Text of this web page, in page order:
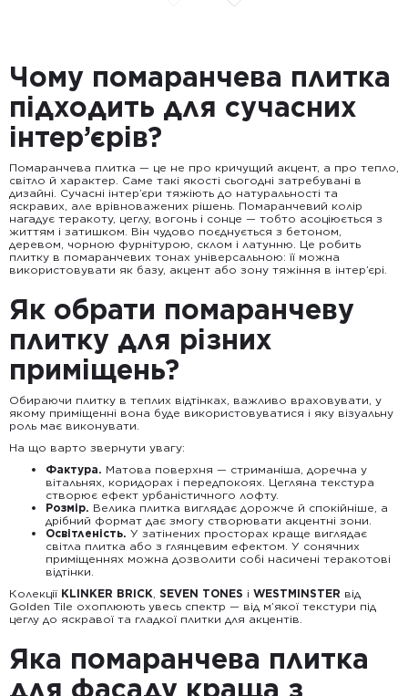
Чому помаранчева плитка
підходить для сучасних
інтер’єрів?
Помаранчева плитка — це не про кричущий акцент, а про тепло,
світло й характер. Саме такі якості сьогодні затребувані в
дизайні. Сучасні інтер’єри тяжіють до натуральності та
яскравих, але врівноважених рішень. Помаранчевий колір
нагадує теракоту, цеглу, вогонь і сонце — тобто асоціюється з
життям і затишком. Він чудово поєднується з бетоном,
деревом, чорною фурнітурою, склом і латунню. Це робить
плитку в помаранчевих тонах універсальною: її можна
використовувати як базу, акцент або зону тяжіння в інтер’єрі.
Як обрати помаранчеву
плитку для різних
приміщень?
Обираючи плитку в теплих відтінках, важливо враховувати, у
якому приміщенні вона буде використовуватися і яку візуальну
роль має виконувати.
На що варто звернути увагу:
Фактура. Матова поверхня — стриманіша, доречна у
вітальнях, коридорах і передпокоях. Цегляна текстура
створює ефект урбаністичного лофту.
Розмір. Велика плитка виглядає дорожче й спокійніше, а
дрібний формат дає змогу створювати акцентні зони.
Освітленість. У затінених просторах краще виглядає
світла плитка або з глянцевим ефектом. У сонячних
приміщеннях можна дозволити собі насичені теракотові
відтінки.
Колекції KLINKER BRICK, SEVEN TONES і WESTMINSTER від
Golden Tile охоплюють увесь спектр — від м’якої текстури під
цеглу до яскравої та гладкої плитки для акцентів.
Яка помаранчева плитка
для фасаду краща з